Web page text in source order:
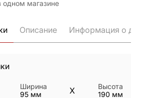
одном магазине
Описание Информация о
Ширина
95 мм X
Высота
190 мм